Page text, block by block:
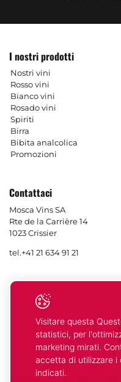
I nostri prodotti
Nostri vini
Rosso vini
Bianco vini
Rosado vini
Spiriti
Birra
Bibita analcolica
Promozioni
Contattaci
Mosca Vins SA
Rte de la Carrière 14
1023 Crissier
tel.+41 21 634 91 21
Visitare questa
statistici, per
marketing mirati.
accetta di utilizzare i
indicati.